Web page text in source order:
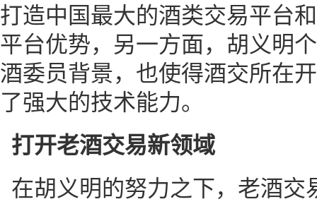
打造中国最大的酒类交易平台
平台优势，另一方面，胡义明
酒委员背景，也使得酒交所在
了强大的技术能力。
打开老酒交易新领域
在胡义明的努力之下，老酒交